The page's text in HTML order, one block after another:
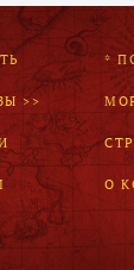
*
>>
О